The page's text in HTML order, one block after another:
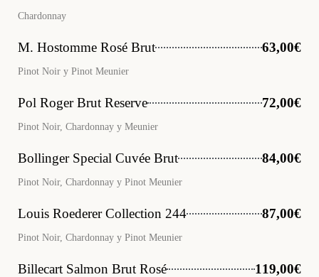
Chardonnay
M. Hostomme Rosé Brut 63,00€
Pinot Noir y Pinot Meunier
Pol Roger Brut Reserve 72,00€
Pinot Noir, Chardonnay y Meunier
Bollinger Special Cuvée Brut 84,00€
Pinot Noir, Chardonnay y Pinot Meunier
Louis Roederer Collection 244 87,00€
Pinot Noir, Chardonnay y Pinot Meunier
Billecart Salmon Brut Rosé 119,00€